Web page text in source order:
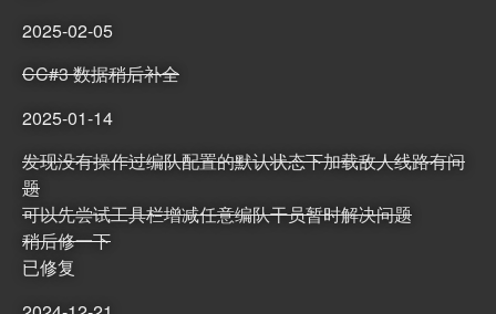
2025-02-05
CC#3 数据稍后补全
2025-01-14
发现没有操作过编队配置的默认状态下加载敌人线路有问
题
可以先尝试工具栏增减任意编队干员暂时解决问题
稍后修一下
已修复